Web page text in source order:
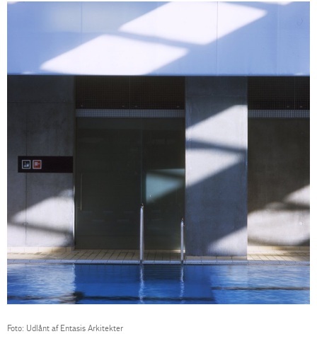
Foto: Udlånt af Entasis Arkitekter